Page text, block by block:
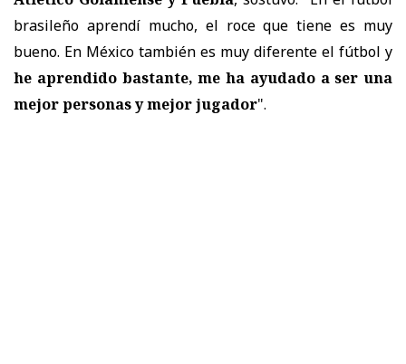
brasileño aprendí mucho, el roce que tiene es muy
bueno. En México también es muy diferente el fútbol y
he aprendido bastante, me ha ayudado a ser una
mejor personas y mejor jugador".